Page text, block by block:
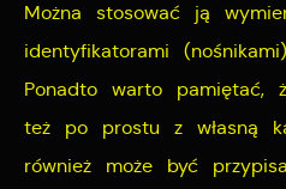
Można stosować ją
identyfikatorami
Ponadto warto pamiętać,
też po prostu z własną
również może być